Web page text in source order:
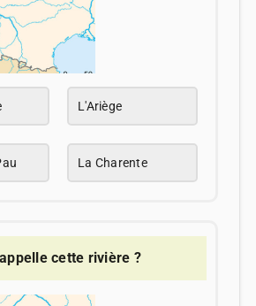
L'Ariège
La Charente
cette rivière ?